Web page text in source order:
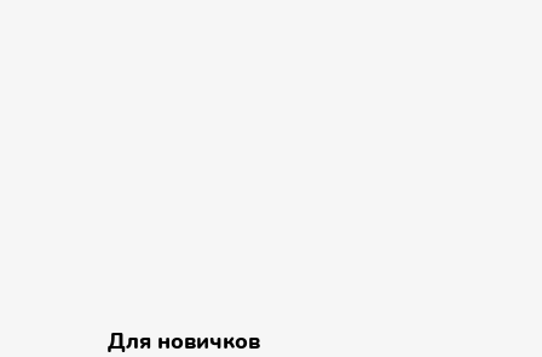
Для новичков